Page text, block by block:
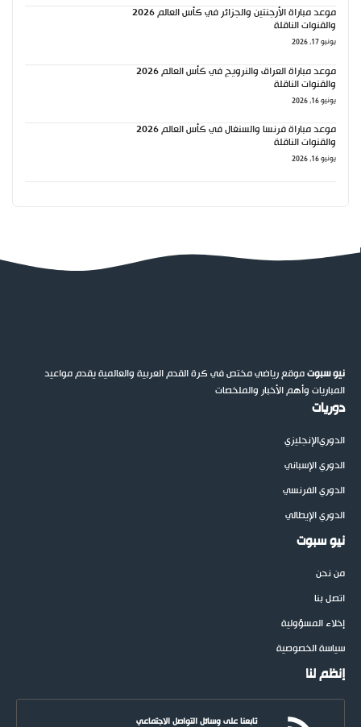
موعد مباراة الأرجنتين والجزائر في كأس العالم 2026
والقنوات الناقلة
يونيو 17, 2026
موعد مباراة العراق والنرويج في كأس العالم 2026
والقنوات الناقلة
يونيو 16, 2026
موعد مباراة فرنسا والسنغال في كأس العالم 2026
والقنوات الناقلة
يونيو 16, 2026
نيو سبوتموقع رياضي مختص في كرة القدم العربية والعالمية يقدم مواعيد
المباريات وأهم الأخبار والملخصات
دوريات
الدوريالإنجليزي
الدوري الإسباني
الدوري الفرنسي
الدوري الإيطالي
نيو سبوت
من نحن
اتصل بنا
إخلاء المسؤولية
سياسة الخصوصية
إنظم لنا
تابعنا على وسائل التواصل الاجتماعي